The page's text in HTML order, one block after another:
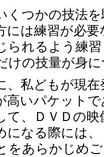
くつかの技法
には練習が必
られるよう練
けの技量が身
、私どもが現
高いパケット
て、ＤＶＤの
になる際には
をあらかじめ